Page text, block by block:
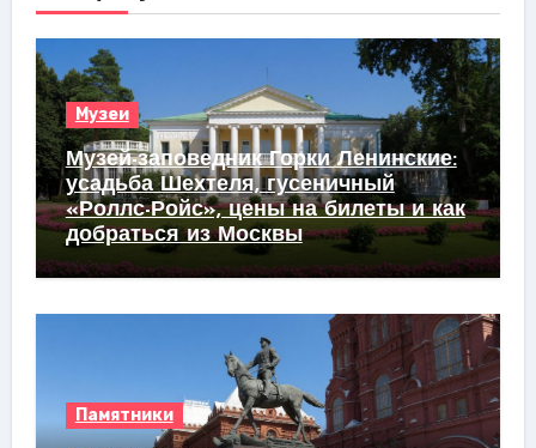
Музеи
Музей-заповедник Горки Ленинские:
усадьба Шехтеля, гусеничный
«Роллс-Ройс», цены на билеты и как
добраться из Москвы
Памятники